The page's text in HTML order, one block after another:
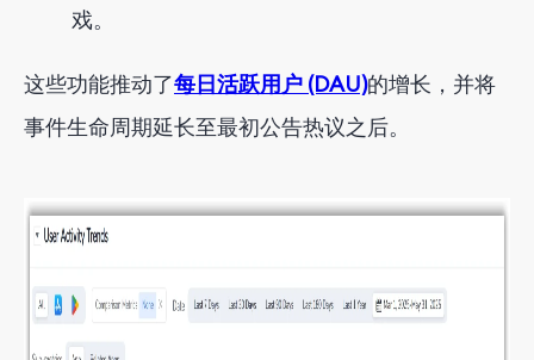
戏。
这些功能推动了每日活跃用户 (DAU)的增长，并将
事件生命周期延长至最初公告热议之后。